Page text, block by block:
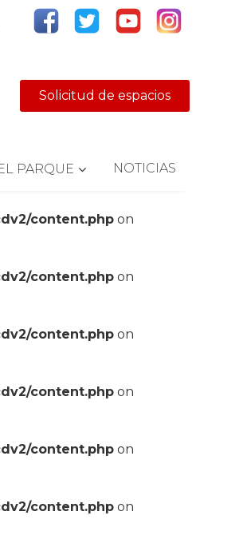
Solicitud de espacios
PARQUE NOTICIAS
content.php on
content.php on
content.php on
content.php on
content.php on
content.php on